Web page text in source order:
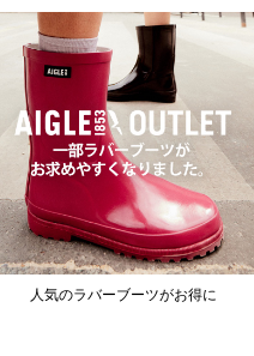
人気のラバーブーツがお得に